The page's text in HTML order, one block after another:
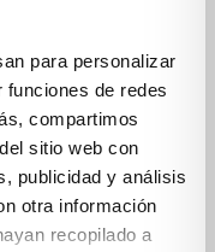
para personalizar
de redes
compartimos
sitio web con
publicidad y análisis
otra información
recopilado a